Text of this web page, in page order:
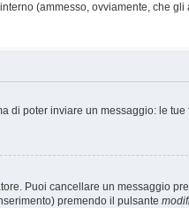
(ammesso, ovviamente, che
di poter inviare un messaggio: le
Puoi cancellare un messaggio
premendo il pulsante